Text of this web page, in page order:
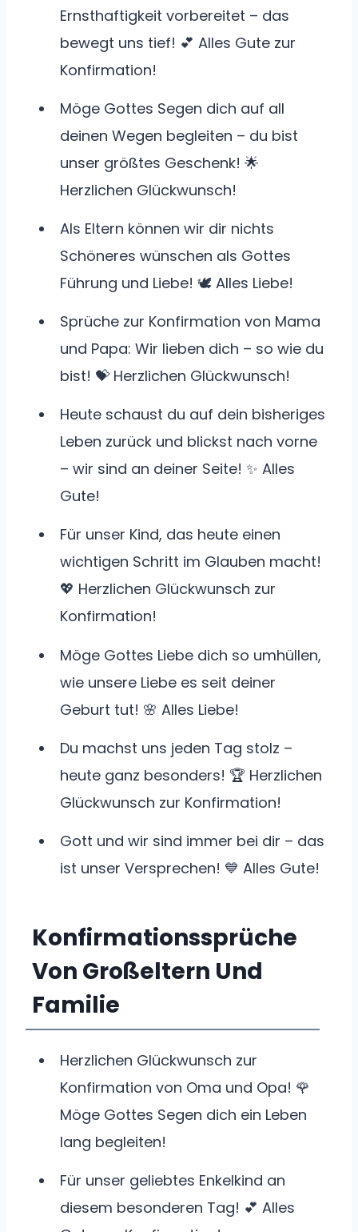
Ernsthaftigkeit vorbereitet – das
bewegt uns tief! 💕 Alles Gute zur
Konfirmation!
Möge Gottes Segen dich auf all
deinen Wegen begleiten – du bist
unser größtes Geschenk! 🌟
Herzlichen Glückwunsch!
Als Eltern können wir dir nichts
Schöneres wünschen als Gottes
Führung und Liebe! 🕊️ Alles Liebe!
Sprüche zur Konfirmation von Mama
und Papa: Wir lieben dich – so wie du
bist! 💝 Herzlichen Glückwunsch!
Heute schaust du auf dein bisheriges
Leben zurück und blickst nach vorne
– wir sind an deiner Seite! ✨ Alles
Gute!
Für unser Kind, das heute einen
wichtigen Schritt im Glauben macht!
💖 Herzlichen Glückwunsch zur
Konfirmation!
Möge Gottes Liebe dich so umhüllen,
wie unsere Liebe es seit deiner
Geburt tut! 🌸 Alles Liebe!
Du machst uns jeden Tag stolz –
heute ganz besonders! 🏆 Herzlichen
Glückwunsch zur Konfirmation!
Gott und wir sind immer bei dir – das
ist unser Versprechen! 💙 Alles Gute!
Konfirmationssprüche
Von Großeltern Und
Familie
Herzlichen Glückwunsch zur
Konfirmation von Oma und Opa! 🌹
Möge Gottes Segen dich ein Leben
lang begleiten!
Für unser geliebtes Enkelkind an
diesem besonderen Tag! 💕 Alles